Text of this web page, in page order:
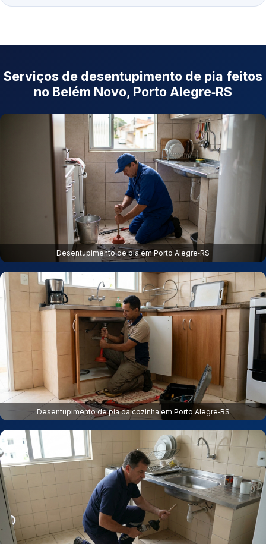
Serviços de desentupimento de pia feitos
no Belém Novo, Porto Alegre‑RS
Desentupimento de pia em Porto Alegre‑RS
Desentupimento de pia da cozinha em Porto Alegre‑RS